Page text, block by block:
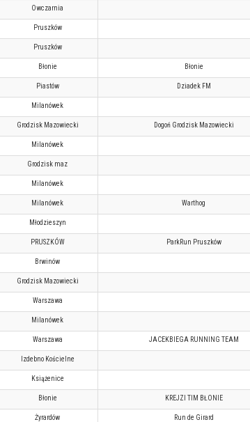
Owczarnia
Pruszków
Pruszków
Błonie Błonie
Piastów Dziadek FM
Milanówek
Grodzisk Mazowiecki Dogoń Grodzisk Mazowiecki
Milanówek
Grodzisk maz
Milanówek
Milanówek Warthog
Młodzieszyn
PRUSZKÓW ParkRun Pruszków
Brwinów
Grodzisk Mazowiecki
Warszawa
Milanówek
Warszawa JACEKBIEGA RUNNING TEAM
Izdebno Kościelne
Książenice
Błonie KREJZI TIM BŁONIE
Żyrardów Run de Girard